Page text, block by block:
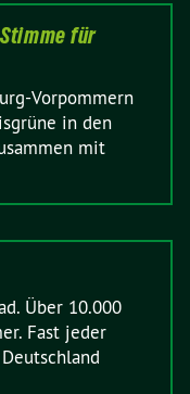
für
Vorpommern
in den
mit
Über 10.000
Fast jeder